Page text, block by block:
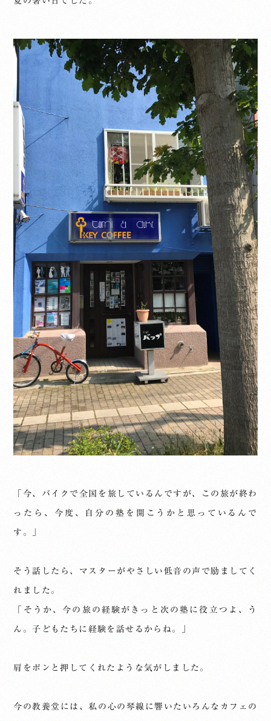
「今、バイクで全国を旅しているんですが、この旅が終わ
ったら、今度、自分の塾を開こうかと思っているんで
す。」
そう話したら、マスターがやさしい低音の声で励ましてく
れました。
「そうか、今の旅の経験がきっと次の塾に役立つよ、う
ん。子どもたちに経験を話せるからね。」
肩をポンと押してくれたような気がしました。
今の教養堂には、私の心の琴線に響いたいろんなカフェの